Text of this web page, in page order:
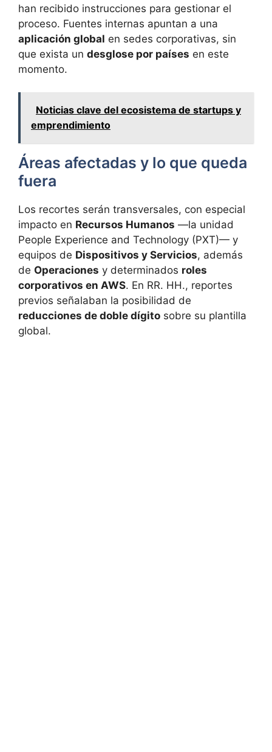
han recibido instrucciones para gestionar el
proceso. Fuentes internas apuntan a una
aplicación global en sedes corporativas, sin
que exista un desglose por países en este
momento.
Noticias clave del ecosistema de startups y
emprendimiento
Áreas afectadas y lo que queda
fuera
Los recortes serán transversales, con especial
impacto en Recursos Humanos —la unidad
People Experience and Technology (PXT)— y
equipos de Dispositivos y Servicios, además
de Operaciones y determinados roles
corporativos en AWS. En RR. HH., reportes
previos señalaban la posibilidad de
reducciones de doble dígito sobre su plantilla
global.